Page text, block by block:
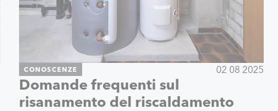
CONOSCENZE 02 08 2025
Domande frequenti sul
risanamento del riscaldamento